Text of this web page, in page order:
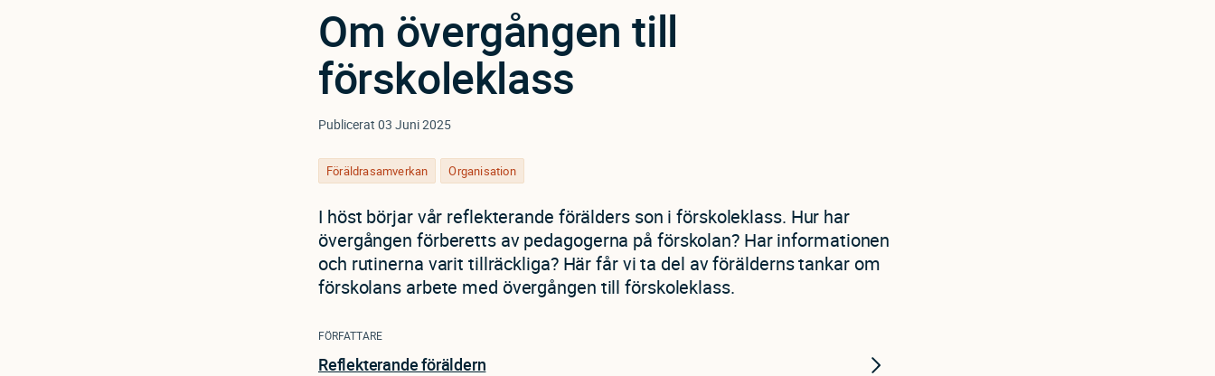
Om övergången till
förskoleklass
Publicerat 03 Juni 2025
Föräldrasamverkan Organisation
I höst börjar vår reflekterande förälders son i förskoleklass. Hur har
övergången förberetts av pedagogerna på förskolan? Har informationen
och rutinerna varit tillräckliga? Här får vi ta del av förälderns tankar om
förskolans arbete med övergången till förskoleklass.
FÖRFATTARE
Reflekterande föräldern